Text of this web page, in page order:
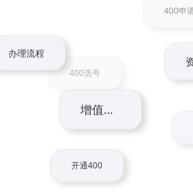
400选号
开通400
办理流程